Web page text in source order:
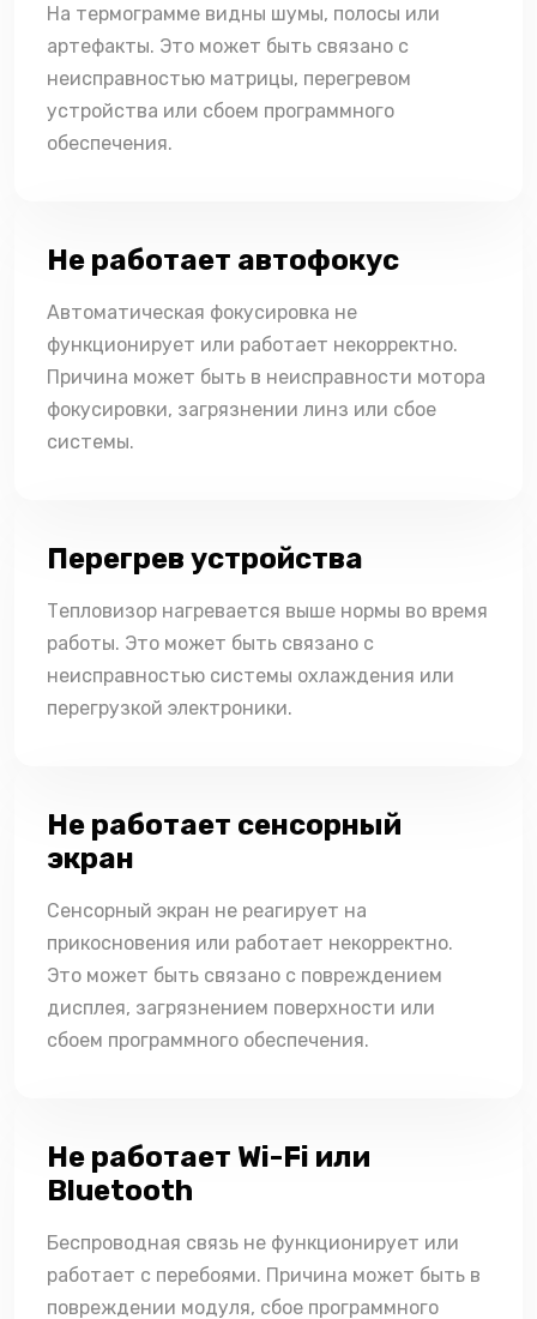
На термограмме видны шумы, полосы или
артефакты. Это может быть связано с
неисправностью матрицы, перегревом
устройства или сбоем программного
обеспечения.
Не работает автофокус
Автоматическая фокусировка не
функционирует или работает некорректно.
Причина может быть в неисправности мотора
фокусировки, загрязнении линз или сбое
системы.
Перегрев устройства
Тепловизор нагревается выше нормы во время
работы. Это может быть связано с
неисправностью системы охлаждения или
перегрузкой электроники.
Не работает сенсорный
экран
Сенсорный экран не реагирует на
прикосновения или работает некорректно.
Это может быть связано с повреждением
дисплея, загрязнением поверхности или
сбоем программного обеспечения.
Не работает Wi-Fi или
Bluetooth
Беспроводная связь не функционирует или
работает с перебоями. Причина может быть в
повреждении модуля, сбое программного